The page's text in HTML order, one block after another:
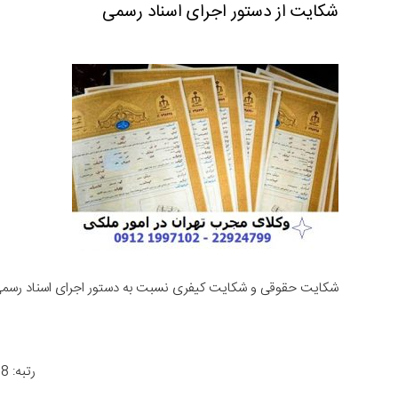
شکایت از دستور اجرای اسناد رسمی
شکایت حقوقی و شکایت کیفری نسبت به دستور اجرای اسناد
رتبه: 4.8 از 966 رأی